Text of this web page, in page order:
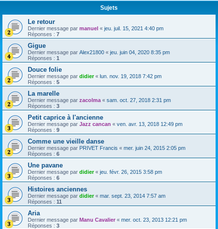
Sujets
Le retour
Dernier message par manuel « jeu. juil. 15, 2021 4:40 pm
Réponses : 7
Gigue
Dernier message par Alex21800 « jeu. juin 04, 2020 8:35 pm
Réponses : 1
Douce folie
Dernier message par didier« lun. nov. 19, 2018 7:42 pm
Réponses : 5
La marelle
Dernier message par zacolma « sam. oct. 27, 2018 2:31 pm
Réponses : 3
Petit caprice à l'ancienne
Dernier message par Jazz cancan « ven. avr. 13, 2018 12:49 pm
Réponses : 9
Comme une vieille danse
Dernier message par PRIVET Francis « mer. juin 24, 2015 2:05 pm
Réponses : 6
Une pavane
Dernier message par didier« jeu. févr. 26, 2015 3:58 pm
Réponses : 6
Histoires anciennes
Dernier message par didier« mar. sept. 23, 2014 7:57 am
Réponses : 11
Aria
Dernier message par Manu Cavalier « mer. oct. 23, 2013 12:21 pm
Réponses : 3